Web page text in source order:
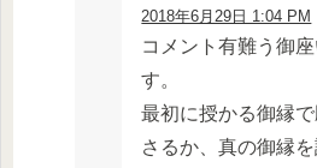
2018年6月29日 1:04 PM
コメント有難う御座
す。
最初に授かる御縁
さるか、真の御縁